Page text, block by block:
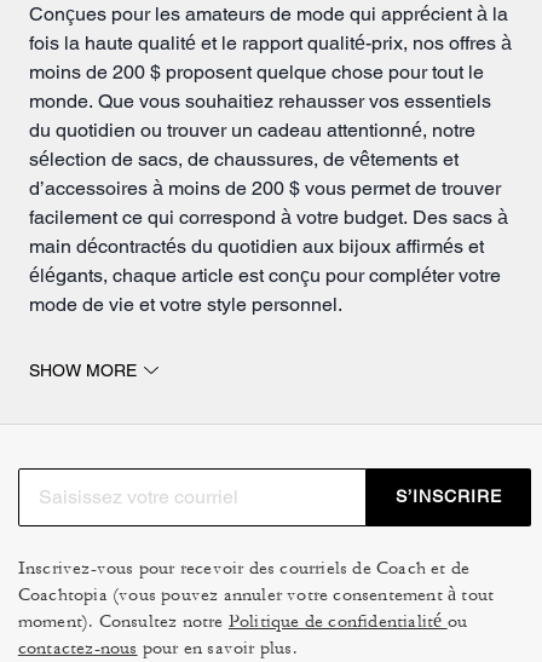
Conçues pour les amateurs de mode qui apprécient à la
fois la haute qualité et le rapport qualité-prix, nos offres à
moins de 200 $ proposent quelque chose pour tout le
monde. Que vous souhaitiez rehausser vos essentiels
du quotidien ou trouver un cadeau attentionné, notre
sélection de sacs, de chaussures, de vêtements et
d’accessoires à moins de 200 $ vous permet de trouver
facilement ce qui correspond à votre budget. Des sacs à
main décontractés du quotidien aux bijoux affirmés et
élégants, chaque article est conçu pour compléter votre
mode de vie et votre style personnel.
qui apportent à la fois polyvalence et sophistication à
denim préféré ou une robe pour des tenues faciles à
Complétez votre ensemble avec des
et des
accessoires à moins de 200 $. Qu’il s’agisse d’un
bracelet scintillant, d’un foulard élégant ou d’une paire
SHOW MORE
S’INSCRIRE
Inscrivez-vous pour recevoir des courriels de Coach et de
Coachtopia (vous pouvez annuler votre consentement à tout
moment). Consultez notre Politique de confidentialité ou
contactez-nous pour en savoir plus.